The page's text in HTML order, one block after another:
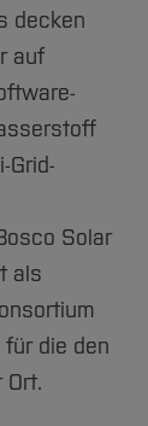
decken
auf
Grid-
Solar
als
die den